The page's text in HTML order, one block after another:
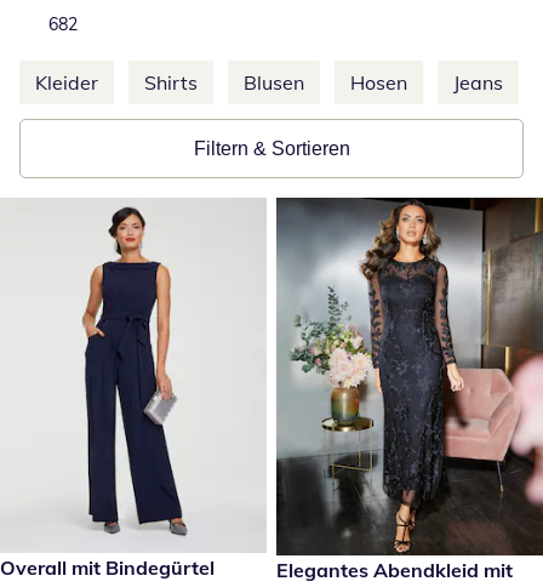
Produkte
682
Weitere Kategorien überspringen
Kleider Shirts Blusen Hosen Jeans
Filtern & Sortieren
159,00 €
Overall mit Bindegürtel 219,00 €
Elegantes Abendkleid mit